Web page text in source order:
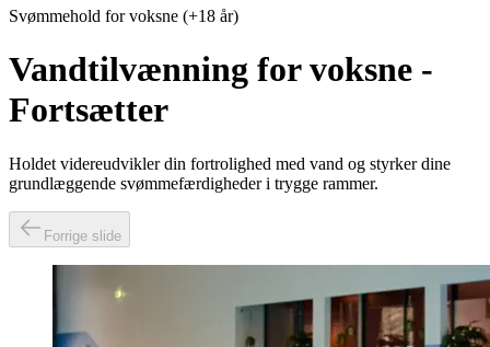
Svømmehold for voksne (+18 år)
Vandtilvænning for voksne -
Fortsætter
Holdet videreudvikler din fortrolighed med vand og styrker dine
grundlæggende svømmefærdigheder i trygge rammer.
Forrige slide